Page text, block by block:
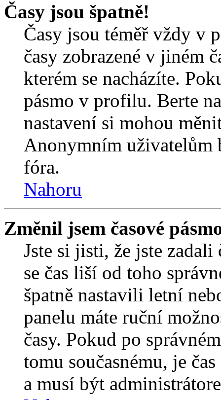
Časy jsou špatně!
Časy jsou téměř vždy v
časy zobrazené v jiném
kterém se nacházíte.
pásmo v profilu. Berte
nastavení si mohou
Anonymním uživatelům
fóra.
Nahoru
Změnil jsem časové
Jste si jisti, že jste zadali
se čas liší od toho
špatně nastavili letní
panelu máte ruční
časy. Pokud po
tomu současnému, je
a musí být